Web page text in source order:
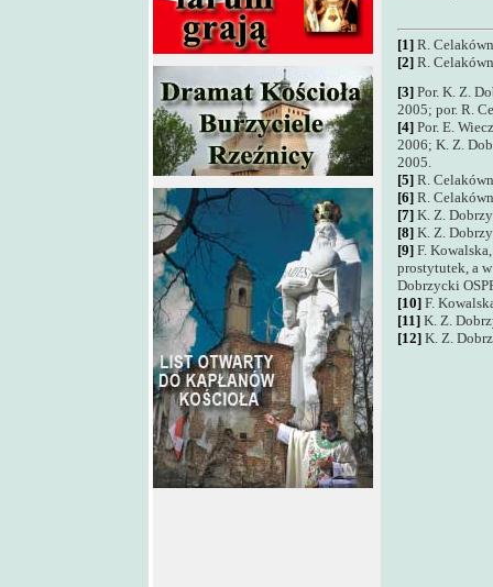
[1] R.
[2] R.
[3] Por. K. Z.
2005; por. R.
[4] Por. E.
2006; K. Z.
2005.
[5] R.
[6] R.
[7] K. Z.
[8] K. Z.
[9] F.
prostytutek, a
Dobrzycki
[10] F.
[11] K. Z.
[12] K. Z.